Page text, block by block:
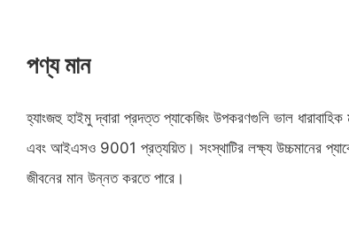
পণ্য মান
হ্যাংজহু হাইমু দ্বারা প্রদত্ত প্যাকেজিং উপকরণগুলি ভাল
এবং আইএসও 9001 প্রত্যয়িত। সংস্থাটির লক্ষ্য উচ্চমানের
জীবনের মান উন্নত করতে পারে।